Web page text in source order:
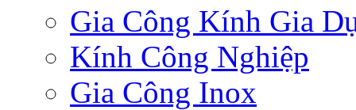
Gia Công Kính Gia
Kính Công Nghiệp
Gia Công Inox